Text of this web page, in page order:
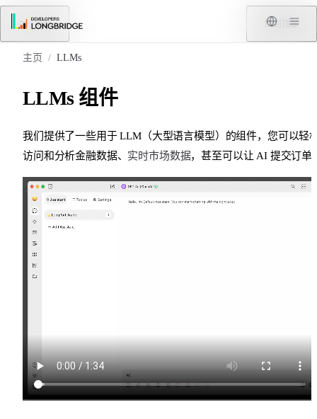
跳转到内容
菜单 回到顶部
主页 / LLMs
LLMs 组件
我们提供了一些用于 LLM（大型语言模型）的组件，您可以轻
访问和分析金融数据、 实时市场数据，甚至可以让 AI 提交订单